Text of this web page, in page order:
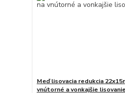
Meď lisovacia redukcia
vnútorné a vonkajšie